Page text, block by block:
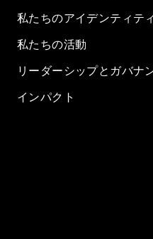
私たちのアイデンティティ
私たちの活動
リーダーシップとガバナ
インパクト